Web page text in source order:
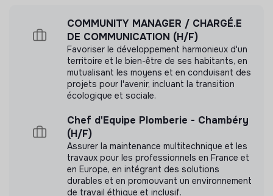
Mesure d'impact
Toasty n'a pas encore transmis de mesure
Labels et certifications
Cette structure n'a pas souhaité nous
communiquer les labels ou certifications qu'elle a
pu obtenir.
COMMUNITY MANAGER / CHARGÉ.E
DE COMMUNICATION (H/F)
Favoriser le développement harmonieux d'un
territoire et le bien-être de ses habitants, en
mutualisant les moyens et en conduisant des
projets pour l'avenir, incluant la transition
écologique et sociale.
Chef d'Equipe Plomberie - Chambéry
(H/F)
Assurer la maintenance multitechnique et les
travaux pour les professionnels en France et
en Europe, en intégrant des solutions
durables et en promouvant un environnement
de travail éthique et inclusif.